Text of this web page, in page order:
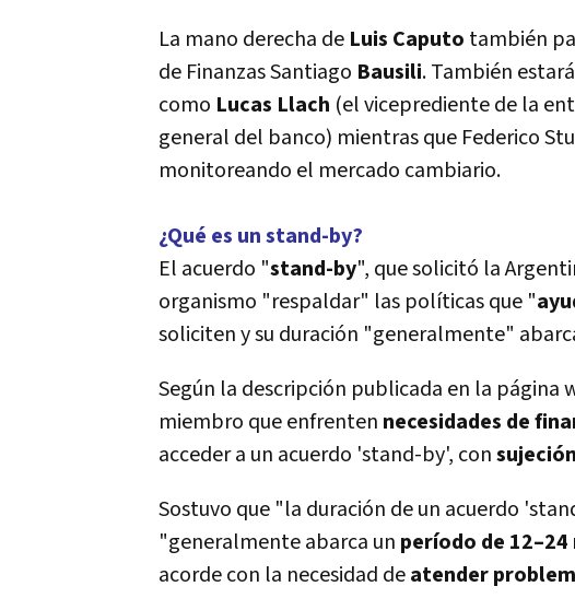
La mano derecha de Luis Caputo también
de Finanzas Santiago Bausili. También
como Lucas Llach (el viceprediente de la
general del banco) mientras que Federico
monitoreando el mercado cambiario.
¿Qué es un stand-by?
El acuerdo "stand-by", que solicitó la
organismo "respaldar" las polí­ticas que "
soliciten y su duración "generalmente"
Según la descripción publicada en la página
miembro que enfrenten necesidades de
acceder a un acuerdo 'stand-by', con
Sostuvo que "la duración de un acuerdo
"generalmente abarca un perí­odo de 12–24
acorde con la necesidad deatender